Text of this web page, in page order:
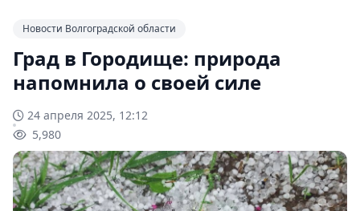
Новости Волгоградской области
Град в Городище: природа
напомнила о своей силе
24 апреля 2025, 12:12
5,980